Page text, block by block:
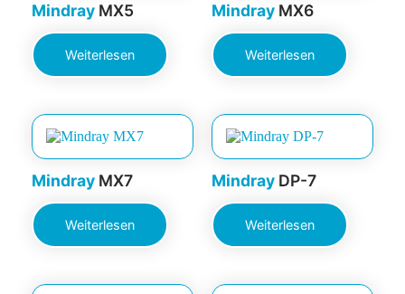
MindrayMX5
Weiterlesen
MindrayMX6
Weiterlesen
MindrayMX7
Weiterlesen
MindrayDP-7
Weiterlesen